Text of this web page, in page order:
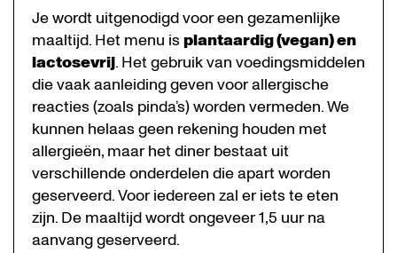
Je wordt uitgenodigd voor een gezamenlijke
maaltijd. Het menu isplantaardig (vegan) en
lactosevrij. Het gebruik van voedingsmiddelen
die vaak aanleiding geven voor allergische
reacties (zoals pinda’s) worden vermeden. We
kunnen helaas geen rekening houden met
allergieën, maar het diner bestaat uit
verschillende onderdelen die apart worden
geserveerd. Voor iedereen zal er iets te eten
zijn. De maaltijd wordt ongeveer 1,5 uur na
aanvang geserveerd.